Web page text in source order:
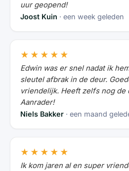
uur geopend!
Joost Kuin · een week geleden
★★★★★
Edwin was er snel nadat ik
sleutel afbrak in de deur.
vriendelijk. Heeft zelfs nog de
Aanrader!
Niels Bakker · een maand
★★★★★
Ik kom jaren al en super